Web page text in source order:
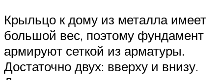
Крыльцо к дому из металла имеет
большой вес, поэтому фундамент
армируют сеткой из арматуры.
Достаточно двух: вверху и внизу.